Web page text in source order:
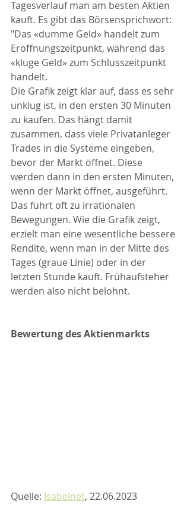
Tagesverlauf man am besten Aktien
kauft. Es gibt das Börsensprichwort:
"Das «dumme Geld» handelt zum
Eröffnungszeitpunkt, während das
«kluge Geld» zum Schlusszeitpunkt
handelt.
Die Grafik zeigt klar auf, dass es sehr
unklug ist, in den ersten 30 Minuten
zu kaufen. Das hängt damit
zusammen, dass viele Privatanleger
Trades in die Systeme eingeben,
bevor der Markt öffnet. Diese
werden dann in den ersten Minuten,
wenn der Markt öffnet, ausgeführt.
Das führt oft zu irrationalen
Bewegungen. Wie die Grafik zeigt,
erzielt man eine wesentliche bessere
Rendite, wenn man in der Mitte des
Tages (graue Linie) oder in der
letzten Stunde kauft. Frühaufsteher
werden also nicht belohnt.
Bewertung des Aktienmarkts
Quelle: Isabelnet, 22.06.2023